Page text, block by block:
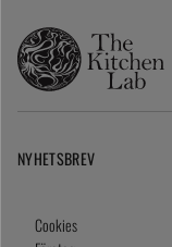
NYHETSBREV
Cookies